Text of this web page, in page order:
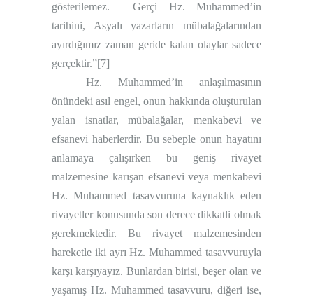
gösterilemez.
Gerçi Hz. Muhammed’in
tarihini, Asyalı yazarların mübalağalarından
ayırdığımız zaman geride kalan olaylar sadece
gerçektir.”[7]
Hz. Muhammed’in anlaşılmasının
önündeki asıl engel, onun hakkında oluşturulan
yalan isnatlar, mübalağalar, menkabevi ve
efsanevi haberlerdir. Bu sebeple onun hayatını
anlamaya çalışırken bu geniş rivayet
malzemesine karışan efsanevi veya menkabevi
Hz. Muhammed tasavvuruna kaynaklık eden
rivayetler konusunda son derece dikkatli olmak
gerekmektedir. Bu rivayet malzemesinden
hareketle iki ayrı Hz. Muhammed tasavvuruyla
karşı karşıyayız. Bunlardan birisi, beşer olan ve
yaşamış Hz. Muhammed tasavvuru, diğeri ise,